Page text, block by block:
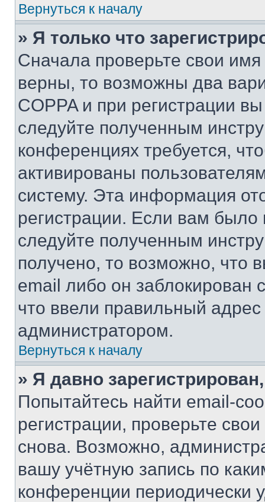
Вернуться к началу
» Я только что
Сначала проверьте свои
верны, то возможны два
COPPA и при регистрации
следуйте полученным
конференциях требуется,
активированы
систему. Эта информация
регистрации. Если вам
следуйте полученным
получено, то возможно, что
email либо он
что ввели правильный адрес
администратором.
Вернуться к началу
» Я давно
Попытайтесь найти email-
регистрации, проверьте
снова. Возможно,
вашу учётную запись по
конференции периодически